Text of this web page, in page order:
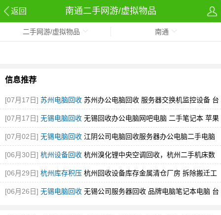
返回 南通二手网游/虚拟物品
二手网游/虚拟物品 南通
信息推荐
[07月17日] 苏州电脑回收 苏州办公电脑回收 服务器交换机监控设备 台
式电脑苹果电脑笔记
[07月17日] 无锡电脑回收 无锡回收办公电脑网吧电脑 二手笔记本 苹果
电脑[图]
[07月02日] 无锡电脑回收 江阴公司电脑回收服务器办公电脑二手电脑
led拼接屏[图]
[06月30日] 杭州设备回收 杭州溴化锂中央空调回收，杭州二手机床数
控设备回收[图]
[06月29日] 杭州库存积压 杭州回收设备库存金属清仓厂房 拆除搬迁工
厂设备回收[图]
[06月26日] 无锡电脑回收 无锡公司服务器回收 品牌电脑笔记本电脑 台